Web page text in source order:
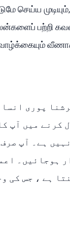
செய்ய
பற்றி
کرنے میں آپ
ہے۔ آپ
ہوجائیں۔
ہے ، جس کی